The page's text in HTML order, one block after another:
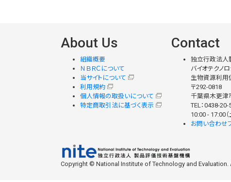
About Us
組織概要
ＮＢＲＣについて
当サイトについて
利用規約
個人情報の取扱いについて
特定商取引法に基づく表示
Contact
独立行政法人
バイオテクノロ
生物資源利用
〒292-0818
千葉県木更津
TEL：0438-20-
10:00 - 17:00（
お問い合わせ
Copyright © National Institute of Technology and Evaluation.